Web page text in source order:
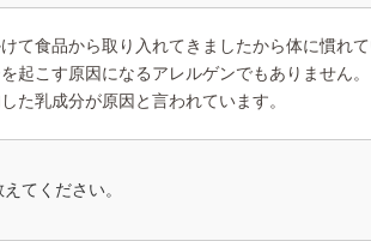
て食品から取り入れてきましたから体に慣れ
起こす原因になるアレルゲンでもありません
た乳成分が原因と言われています。
てください。